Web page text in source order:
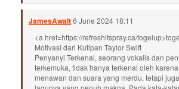
JamesAwalt6 June 2024 18:11
<a href=https://refreshitspray.ca/
Motivasi dari Kutipan Taylor Swift
Penyanyi Terkenal, seorang vokalis dan
terkemuka, tidak hanya terkenal oleh
menawan dan suara yang merdu, tetapi